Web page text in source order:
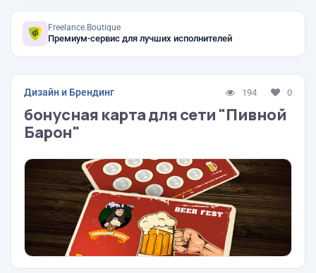
Freelance.Boutique
Премиум-сервис для лучших исполнителей
Дизайн и Брендинг 194 0
бонусная карта для сети "Пивной
Барон"